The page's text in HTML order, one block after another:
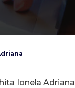
Ionela Adriana